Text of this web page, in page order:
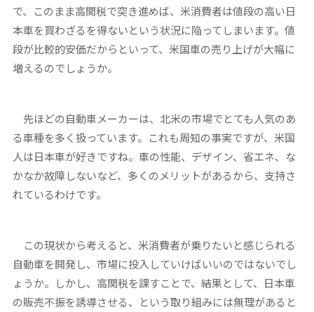
で、このまま高関税で突き進めば、米消費者は値段の高い日
本車を買わざるを得ないという状況に陥ってしまいます。値
段が比較的安価だからといって、米国車の売り上げが大幅に
増えるのでしょうか。
先ほどの自動車メーカーは、北米の市場でとても人気のあ
る車種を多く扱っています。これも周知の事実ですが、米国
人は日本車が好きですね。車の性能、デザイン、省エネ、な
かなか故障しないなど、多くのメリットがあるから、支持さ
れているわけです。
この現状から考えると、米消費者が乗りたいと感じられる
自動車を開発し、市場に投入していけばいいのではないでし
ょうか。しかし、高関税を課すことで、結果として、日本車
の販売不振を誘導させる、という取り組みには無理があると